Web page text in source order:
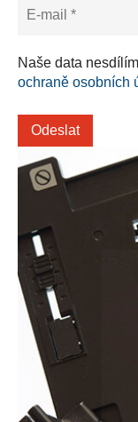
Naše data
ochraně osobních